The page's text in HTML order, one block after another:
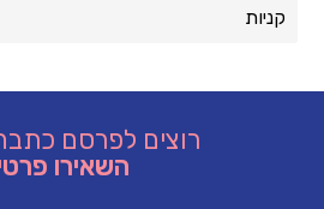
קניות
רוצים לפרסם
השאירו